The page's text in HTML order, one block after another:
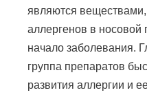
являются
аллергенов в
начало заболевания.
группа препаратов
развития аллергии и